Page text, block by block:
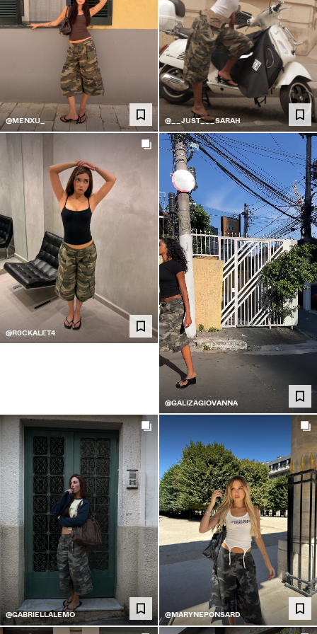
@MENXU_ @__JUST___SARAH
@R0CKALET4
@GALIZAGIOVANNA
@GABRIELLALEMO @MARYNEPONSARD